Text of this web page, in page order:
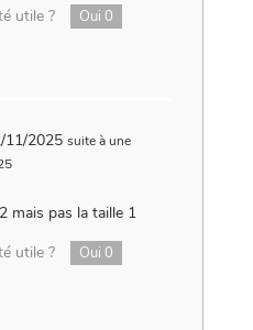
utile ?
Oui 0
11/2025 suite à une
mais pas la taille 1
utile ?
Oui 0